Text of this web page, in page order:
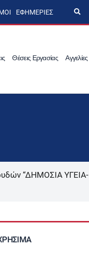
ΕΦΗΜΕΡΊΕΣ
p
s
e
Θέσεις Εργασίας Αγγελίες
“ΔΗΜΟΣΙΑ ΥΓΕΙΑ-